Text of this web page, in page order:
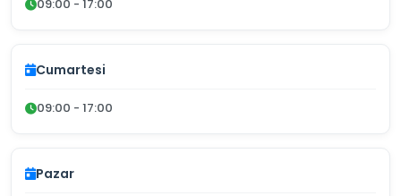
09:00 - 17:00
Cumartesi
09:00 - 17:00
Pazar